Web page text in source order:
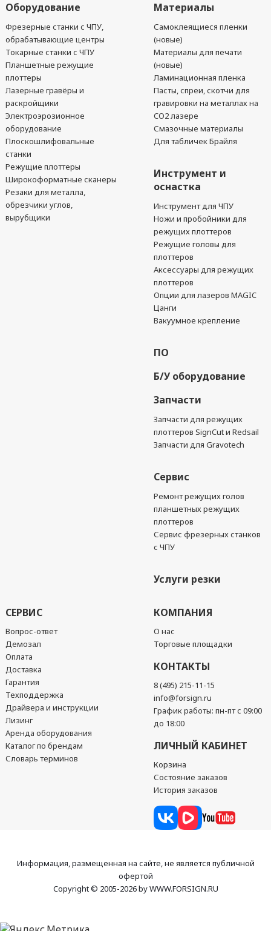
Оборудование
Фрезерные станки с ЧПУ,
обрабатывающие центры
Токарные станки с ЧПУ
Планшетные режущие
плоттеры
Лазерные гравёры и
раскройщики
Электроэрозионное
оборудование
Плоскошлифовальные
станки
Режущие плоттеры
Широкоформатные сканеры
Резаки для металла,
обрезчики углов,
вырубщики
Материалы
Самоклеящиеся пленки
(новые)
Материалы для печати
(новые)
Ламинационная пленка
Пасты, спреи, скотчи для
гравировки на металлах на
CO2 лазере
Смазочные материалы
Для табличек Брайля
Инструмент и
оснастка
Инструмент для ЧПУ
Ножи и пробойники для
режущих плоттеров
Режущие головы для
плоттеров
Аксессуары для режущих
плоттеров
Опции для лазеров MAGIC
Цанги
Вакуумное крепление
ПО
Б/У оборудование
Запчасти
Запчасти для режущих
плоттеров SignCut и Redsail
Запчасти для Gravotech
Сервис
Ремонт режущих голов
планшетных режущих
плоттеров
Сервис фрезерных станков
с ЧПУ
Услуги резки
СЕРВИС
Вопрос-ответ
Демозал
Оплата
Доставка
Гарантия
Техподдержка
Драйвера и инструкции
Лизинг
Аренда оборудования
Каталог по брендам
Словарь терминов
КОМПАНИЯ
О нас
Торговые площадки
КОНТАКТЫ
8 (495) 215-11-15
info@forsign.ru
График работы: пн-пт с 09:00
до 18:00
ЛИЧНЫЙ КАБИНЕТ
Корзина
Состояние заказов
История заказов
Информация, размещенная на сайте, не является публичной
офертой
Copyright © 2005-2026 by WWW.FORSIGN.RU